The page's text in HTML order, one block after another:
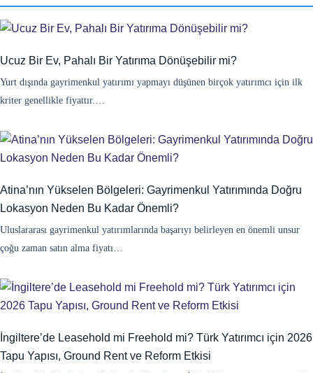
Ucuz Bir Ev, Pahalı Bir Yatırıma Dönüşebilir mi?
Yurt dışında gayrimenkul yatırımı yapmayı düşünen birçok yatırımcı için ilk
kriter genellikle fiyattır.…
Atina’nın Yükselen Bölgeleri: Gayrimenkul Yatırımında Doğru
Lokasyon Neden Bu Kadar Önemli?
Uluslararası gayrimenkul yatırımlarında başarıyı belirleyen en önemli unsur
çoğu zaman satın alma fiyatı…
İngiltere’de Leasehold mi Freehold mi? Türk Yatırımcı için 2026
Tapu Yapısı, Ground Rent ve Reform Etkisi